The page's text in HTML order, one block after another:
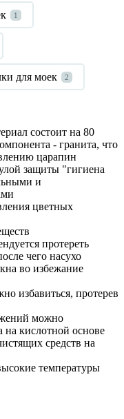
1
для моек 2
состоит на 80
- гранита, что
царапин
защиты "гигиена
и
цветных
протереть
чего насухо
во избежание
избавиться, протерев
можно
на кислотной основе
средств на
температуры